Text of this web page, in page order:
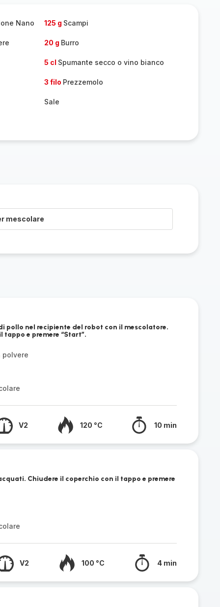
Nano 125 g Scampi
20 g Burro
5 cl Spumante secco o vino bianco
3 filo Prezzemolo
Sale
mescolare
pollo nel recipiente del robot con il mescolatore.
tappo e premere “Start”.
polvere
V2 120 °C 10 min
Chiudere il coperchio con il tappo e premere
V2 100 °C 4 min